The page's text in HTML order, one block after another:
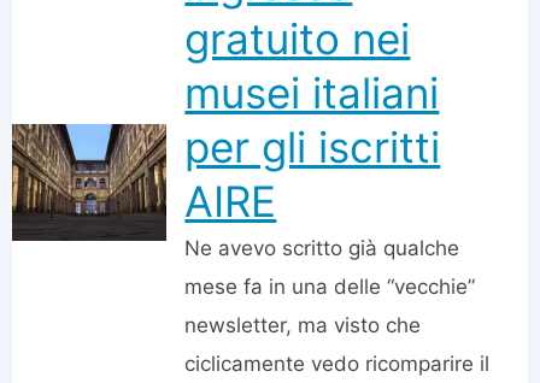
gratuito nei
musei italiani
per gli iscritti
AIRE
Ne avevo scritto già qualche
mese fa in una delle “vecchie”
newsletter, ma visto che
ciclicamente vedo ricomparire il